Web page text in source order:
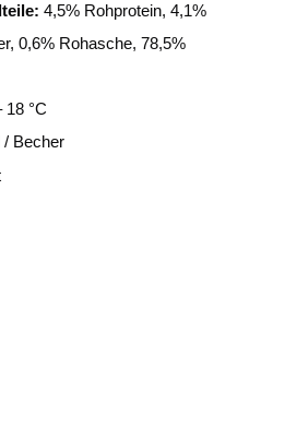
4,5% Rohprotein, 4,1%
0,6% Rohasche, 78,5%
18 °C
/ Becher